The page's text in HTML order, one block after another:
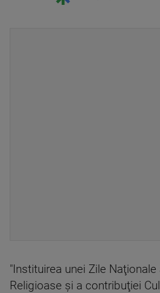
"Instituirea unei Zile
Religioase şi a contribuţiei